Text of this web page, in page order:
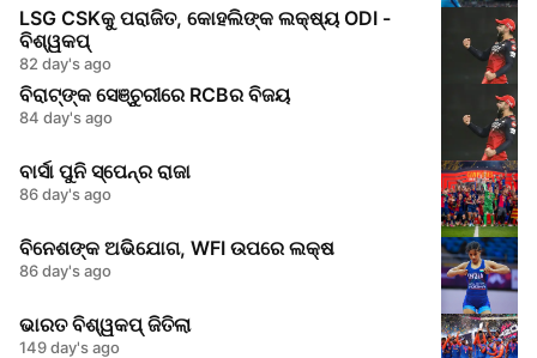
LSG CSKକୁ ପରାଜିତ, କୋହଲିଙ୍କ ଲକ୍ଷ୍ୟ ODI -
ବିଶ୍ୱକପ୍
82 day's ago
ବିରାଟ୍‌ଙ୍କ ସେଞ୍ଚୁରୀରେ RCBର ବିଜୟ
84 day's ago
ବାର୍ସା ପୁନି ସ୍ପେନ୍‌ର ରାଜା
86 day's ago
ବିନେଶଙ୍କ ଅଭିଯୋଗ, WFI ଉପରେ ଲକ୍ଷ
86 day's ago
ଭାରତ ବିଶ୍ୱକପ୍ ଜିତିଲା
149 day's ago